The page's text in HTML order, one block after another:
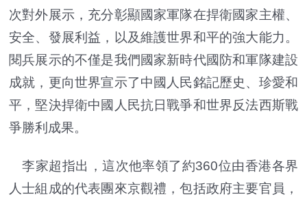
次對外展示，充分彰顯國家軍隊在捍衛國家主權、
安全、發展利益，以及維護世界和平的強大能力。
閱兵展示的不僅是我們國家新時代國防和軍隊建設
成就，更向世界宣示了中國人民銘記歷史、珍愛和
平，堅決捍衛中國人民抗日戰爭和世界反法西斯戰
爭勝利成果。
李家超指出，這次他率領了約360位由香港各界
人士組成的代表團來京觀禮，包括政府主要官員，